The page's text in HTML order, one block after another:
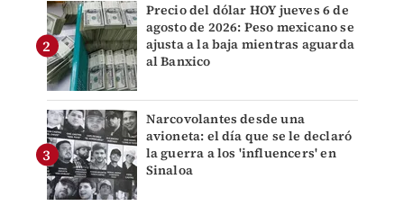
Precio del dólar HOY jueves 6 de
agosto de 2026: Peso mexicano se
ajusta a la baja mientras aguarda
al Banxico
Narcovolantes desde una
avioneta: el día que se le declaró
la guerra a los 'influencers' en
Sinaloa